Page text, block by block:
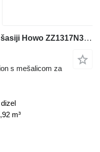
Zoomlion ZLJ5311GJBH5E na šasiji Howo ZZ1317N306GE1
s mešalicom za
dizel
m³